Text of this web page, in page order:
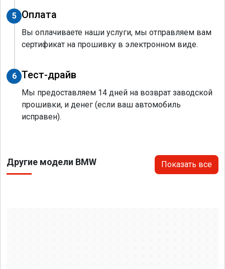
5 Оплата
Вы оплачиваете наши услуги, мы отправляем вам
сертификат на прошивку в электронном виде.
6 Тест-драйв
Мы предоставляем 14 дней на возврат заводской
прошивки, и денег (если ваш автомобиль
исправен).
Другие модели BMW Показать все